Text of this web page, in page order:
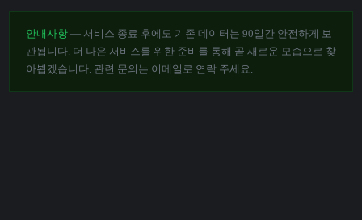
안내사항 — 서비스 종료 후에도 기존 데이터는 90일간 안전하게 보
관됩니다. 더 나은 서비스를 위한 준비를 통해 곧 새로운 모습으로 찾
아뵙겠습니다. 관련 문의는 이메일로 연락 주세요.